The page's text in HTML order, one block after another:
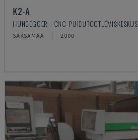
K2-A
HUNDEGGER - CNC-PUIDUTÖÖTLEMISKESKUS
SAKSAMAA 2000